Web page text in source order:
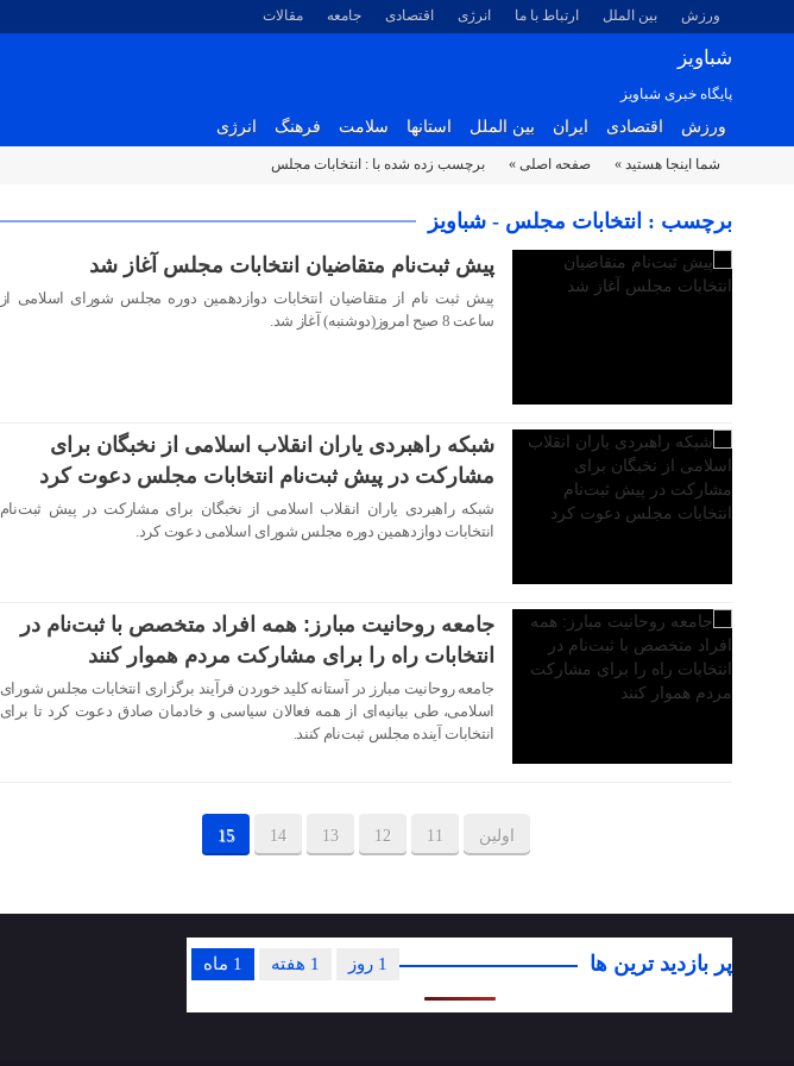
ورزش بین الملل ارتباط با ما انرژی اقتصادی جامعه مقالات
شباویز
پایگاه خبری شباویز
ورزش اقتصادی ایران بین الملل استانها سلامت فرهنگ انرژی
شما اینجا هستید » صفحه اصلی » برچسب زده شده با : انتخابات مجلس
برچسب : انتخابات مجلس - شباویز
۱۶ مرداد ۱۴۰۲
پیش ثبت‌نام متقاضیان انتخابات مجلس آغاز شد
پیش ثبت نام از متقاضیان انتخابات دوازدهمین دوره مجلس شورای اسلامی از
ساعت 8 صبح امروز(دوشنبه) آغاز شد.
شبکه راهبردی یاران انقلاب اسلامی از نخبگان برای
مشارکت در پیش ثبت‌نام انتخابات مجلس دعوت کرد
شبکه راهبردی یاران انقلاب اسلامی از نخبگان برای مشارکت در پیش ثبت‌نام
انتخابات دوازدهمین دوره مجلس شورای اسلامی دعوت کرد.
جامعه روحانیت مبارز: همه افراد متخصص با ثبت‌نام در
انتخابات راه را برای مشارکت مردم هموار کنند
جامعه روحانیت مبارز در آستانه کلید خوردن فرآیند برگزاری انتخابات مجلس شورای
اسلامی، طی بیانیه‌ای از همه فعالان سیاسی و خادمان صادق دعوت کرد تا برای
انتخابات آینده مجلس ثبت‌نام کنند.
اولین 11
12
13
14
15
پر بازدید ترین ها 1 ماه 1 هفته 1 روز